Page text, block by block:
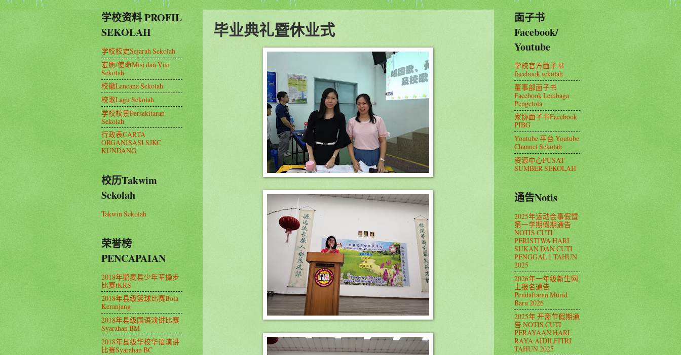
毕业典礼暨休业式
学校资料 PROFIL
SEKOLAH
学校校史Sejarah Sekolah
宏愿/使命Misi dan Visi
Sekolah
校徽Lencana Sekolah
校歌Lagu Sekolah
学校校景Persekitaran
Sekolah
行政表CARTA
ORGANISASI SJKC
KUNDANG
校历Takwim
Sekolah
Takwin Sekolah
荣誉榜
PENCAPAIAN
2018年鹅麦县少年军操步
比赛tKRS
2018年县级篮球比赛Bola
Keranjang
2018年县级国语演讲比赛
Syarahan BM
2018年县级华校华语演讲
比赛Syarahan BC
面子书
Facebook/
Youtube
学校官方面子书
facebook sekolah
董事部面子书
Facebook Lembaga
Pengelola
家协面子书Facebook
PIBG
Youtube 平台 Youtube
Channel Sekolah
资源中心PUSAT
SUMBER SEKOLAH
通告Notis
2025年运动会事假暨
第一学期假期通告
NOTIS CUTI
PERISTIWA HARI
SUKAN DAN CUTI
PENGGAL 1 TAHUN
2025
2026年一年级新生网
上报名通告
Pendaftaran Murid
Baru 2026
2025年 开斋节假期通
告 NOTIS CUTI
PERAYAAN HARI
RAYA AIDILFITRI
TAHUN 2025